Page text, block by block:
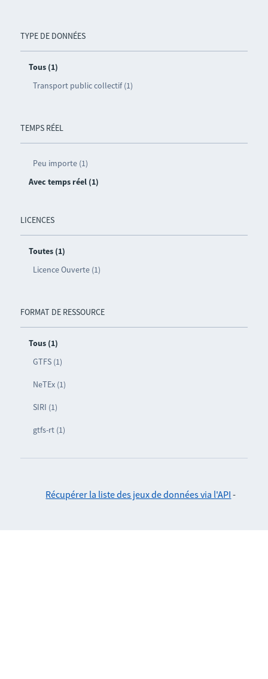
TYPE DE DONNÉES
Tous (1)
Transport public collectif (1)
TEMPS RÉEL
Peu importe (1)
Avec temps réel (1)
LICENCES
Toutes (1)
Licence Ouverte (1)
FORMAT DE RESSOURCE
Tous (1)
GTFS (1)
NeTEx (1)
SIRI (1)
gtfs-rt (1)
Récupérer la liste des jeux de données via l'API -